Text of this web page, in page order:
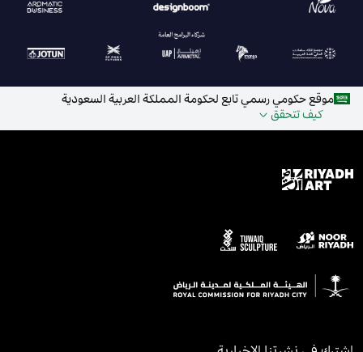
موقع حكومي رسمي تابع لحكومة المملكة العربية السعودية
كيف تتحقق